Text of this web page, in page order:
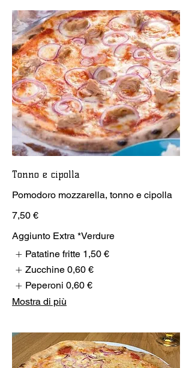
Tonno e cipolla
Pomodoro mozzarella, tonno e cipolla
7,50 €
Aggiunto Extra *Verdure
Patatine fritte 1,50 €
Zucchine 0,60 €
Peperoni 0,60 €
Mostra di più